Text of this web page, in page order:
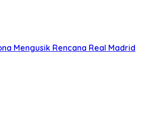
Mengusik Rencana Real Madrid